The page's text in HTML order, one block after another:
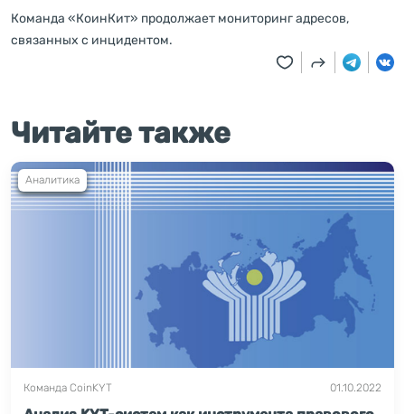
Команда «КоинКит» продолжает мониторинг адресов,
связанных с инцидентом.
Читайте также
Аналитика
Команда CoinKYT 01.10.2022